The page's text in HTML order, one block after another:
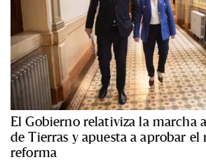
El Gobierno relativiza la marcha
de Tierras y apuesta a aprobar el
reforma